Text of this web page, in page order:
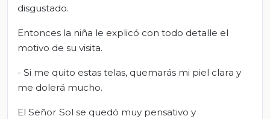
disgustado.
Entonces la niña le explicó con todo detalle el
motivo de su visita.
- Si me quito estas telas, quemarás mi piel clara y
me dolerá mucho.
El Señor Sol se quedó muy pensativo y